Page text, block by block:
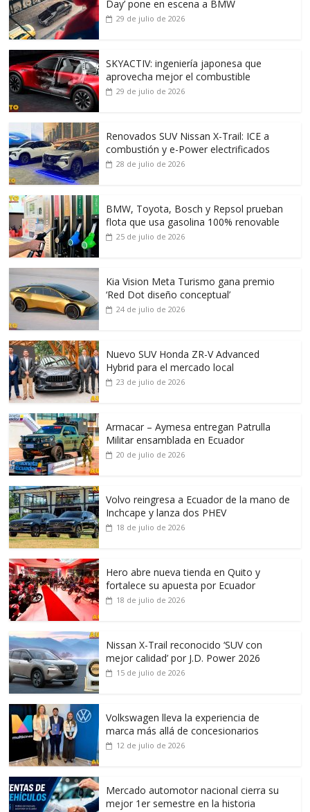
Day’ pone en escena a BMW
29 de julio de 2026
SKYACTIV: ingeniería japonesa que
aprovecha mejor el combustible
29 de julio de 2026
Renovados SUV Nissan X-Trail: ICE a
combustión y e-Power electrificados
28 de julio de 2026
BMW, Toyota, Bosch y Repsol prueban
flota que usa gasolina 100% renovable
25 de julio de 2026
Kia Vision Meta Turismo gana premio
‘Red Dot diseño conceptual’
24 de julio de 2026
Nuevo SUV Honda ZR-V Advanced
Hybrid para el mercado local
23 de julio de 2026
Armacar – Aymesa entregan Patrulla
Militar ensamblada en Ecuador
20 de julio de 2026
Volvo reingresa a Ecuador de la mano de
Inchcape y lanza dos PHEV
18 de julio de 2026
Hero abre nueva tienda en Quito y
fortalece su apuesta por Ecuador
18 de julio de 2026
Nissan X-Trail reconocido ‘SUV con
mejor calidad’ por J.D. Power 2026
15 de julio de 2026
Volkswagen lleva la experiencia de
marca más allá de concesionarios
12 de julio de 2026
Mercado automotor nacional cierra su
mejor 1er semestre en la historia